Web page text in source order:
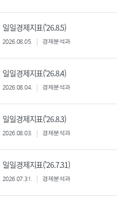
일일경제지표('26.8.5)
2026.08.05. 경제분석과
일일경제지표('26.8.4)
2026.08.04. 경제분석과
일일경제지표('26.8.3)
2026.08.03. 경제분석과
일일경제지표('26.7.31)
2026.07.31. 경제분석과